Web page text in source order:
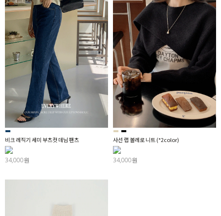
비크 레직기 세미 부츠컷 데님 팬츠
34,000원
사선 랩 볼레로 니트 (*2color)
34,000원